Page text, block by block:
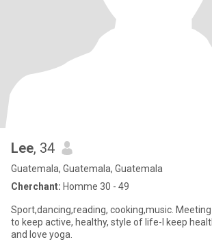
Lee, 34
Guatemala, Guatemala, Guatemala
Cherchant: Homme 30 - 49
Sport,dancing,reading, cooking,music.
to keep active, healthy, style of life-I keep
and love yoga.